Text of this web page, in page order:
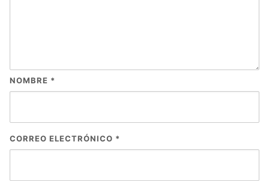
NOMBRE *
CORREO ELECTRÓNICO *